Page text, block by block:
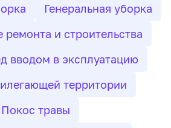
Генеральная уборка
ремонта и строительства
вводом в эксплуатацию
территории
Покос травы